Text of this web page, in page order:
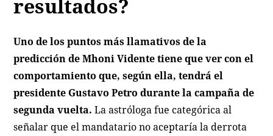
resultados?
Uno de los puntos más llamativos de la
predicción de Mhoni Vidente tiene que ver con el
comportamiento que, según ella, tendrá el
presidente Gustavo Petro durante la campaña de
segunda vuelta. La astróloga fue categórica al
señalar que el mandatario no aceptaría la derrota